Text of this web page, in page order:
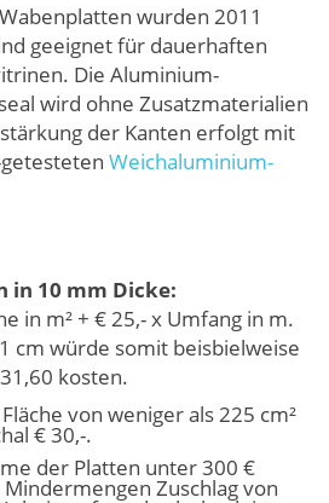
wurden 2011
geeignet für dauerhaften
Die Aluminium-
wird ohne Zusatzmaterialien
der Kanten erfolgt mit
Weichaluminium-
in 10 mm Dicke:
in m² + € 25,- x Umfang in m.
cm würde somit beisbielweise
kosten.
von weniger als 225 cm²
€ 30,-.
der Platten unter 300 €
Zuschlag von